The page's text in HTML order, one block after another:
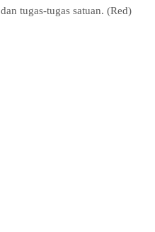
tugas-tugas satuan. (Red)